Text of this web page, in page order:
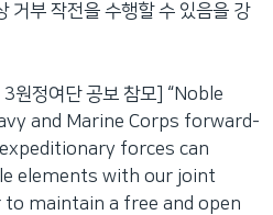
거부 작전을 수행할 수 있음을 강
원정여단 공보 참모] “Noble
and Marine Corps forward-
forces can
elements with our joint
maintain a free and open